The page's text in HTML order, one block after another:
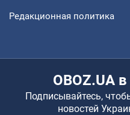
Редакционная политика
OBOZ.UA
Подписывайтесь,
новостей